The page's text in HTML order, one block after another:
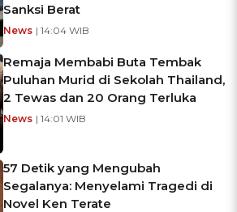
Sanksi Berat
News | 14:04 WIB
Remaja Membabi Buta Tembak
Puluhan Murid di Sekolah Thailand,
2 Tewas dan 20 Orang Terluka
News | 14:01 WIB
57 Detik yang Mengubah
Segalanya: Menyelami Tragedi di
Novel Ken Terate